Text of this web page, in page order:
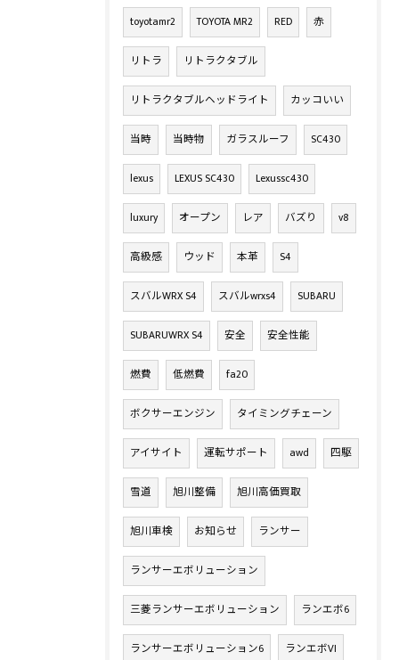
toyotamr2 TOYOTA MR2 RED 赤
リトラ リトラクタブル
リトラクタブルヘッドライト カッコいい
当時 当時物 ガラスルーフ SC430
lexus LEXUS SC430 Lexussc430
luxury オープン レア バズり v8
高級感 ウッド 本革 S4
スバルWRX S4 スバルwrxs4 SUBARU
SUBARUWRX S4 安全 安全性能
燃費 低燃費 fa20
ボクサーエンジン タイミングチェーン
アイサイト 運転サポート awd 四駆
雪道 旭川整備 旭川高価買取
旭川車検 お知らせ ランサー
ランサーエボリューション
三菱ランサーエボリューション ランエボ6
ランサーエボリューション6 ランエボVI